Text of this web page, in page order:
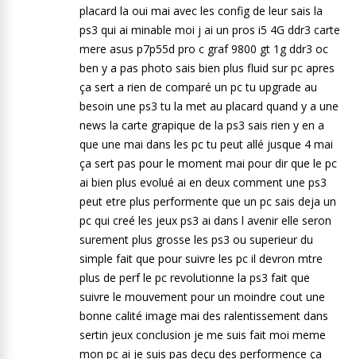
placard la oui mai avec les config de leur sais la
ps3 qui ai minable moi j ai un pros i5 4G ddr3 carte
mere asus p7p55d pro c graf 9800 gt 1g ddr3 oc
ben y a pas photo sais bien plus fluid sur pc apres
ça sert a rien de comparé un pc tu upgrade au
besoin une ps3 tu la met au placard quand y a une
news la carte grapique de la ps3 sais rien y en a
que une mai dans les pc tu peut allé jusque 4 mai
ça sert pas pour le moment mai pour dir que le pc
ai bien plus evolué ai en deux comment une ps3
peut etre plus performente que un pc sais deja un
pc qui creé les jeux ps3 ai dans l avenir elle seron
surement plus grosse les ps3 ou superieur du
simple fait que pour suivre les pc il devron mtre
plus de perf le pc revolutionne la ps3 fait que
suivre le mouvement pour un moindre cout une
bonne calité image mai des ralentissement dans
sertin jeux conclusion je me suis fait moi meme
mon pc ai je suis pas deçu des performence ça